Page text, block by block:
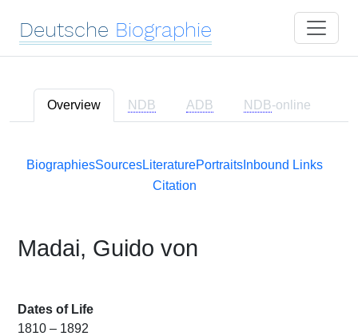
Deutsche Biographie
Overview NDB ADB NDB-online
BiographiesSourcesLiteraturePortraitsInbound Links
Citation
Madai, Guido von
Dates of Life
1810 – 1892